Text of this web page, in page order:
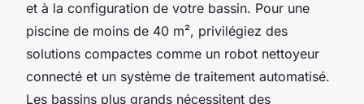
et à la configuration de votre bassin. Pour une
piscine de moins de 40 m², privilégiez des
solutions compactes comme un robot nettoyeur
connecté et un système de traitement automatisé.
Les bassins plus grands nécessitent des